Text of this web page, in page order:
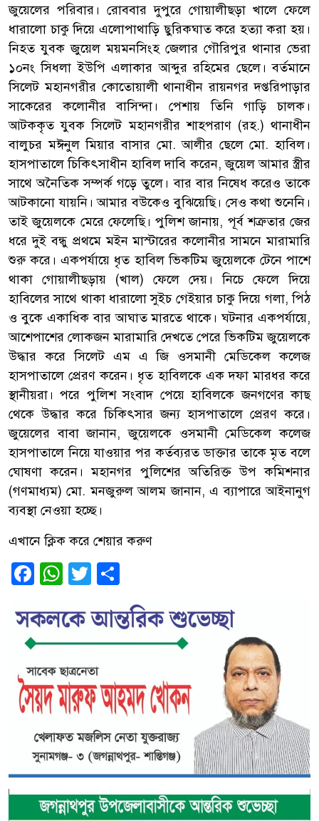
জুয়েলের পরিবার। রোববার দুপুরে গোয়ালীছড়া খালে ফেলে
ধারালো চাকু দিয়ে এলোপাথাড়ি ছুরিকঘাত করে হত্যা করা হয়।
নিহত যুবক জুয়েল ময়মনসিংহ জেলার গৌরিপুর থানার ভেরা
১০নং সিধলা ইউপি এলাকার আব্দুর রহিমের ছেলে। বর্তমানে
সিলেট মহানগরীর কোতোয়ালী থানাধীন রায়নগর দপ্তরিপাড়ার
সাকেরের কলোনীর বাসিন্দা। পেশায় তিনি গাড়ি চালক।
আটককৃত যুবক সিলেট মহানগরীর শাহপরাণ (রহ.) থানাধীন
বালুচর মঈনুল মিয়ার বাসার মো. আলীর ছেলে মো. হাবিল।
হাসপাতালে চিকিৎসাধীন হাবিল দাবি করেন, জুয়েল আমার স্ত্রীর
সাথে অনৈতিক সম্পর্ক গড়ে তুলে। বার বার নিষেধ করেও তাকে
আটকানো যায়নি। আমার বউকেও বুঝিয়েছি। সেও কথা শুনেনি।
তাই জুয়েলকে মেরে ফেলেছি। পুলিশ জানায়, পূর্ব শত্রুতার জের
ধরে দুই বন্ধু প্রথমে মইন মাস্টারের কলোনীর সামনে মারামারি
শুরু করে। একপর্যায়ে ধৃত হাবিল ভিকটিম জুয়েলকে টেনে পাশে
থাকা গোয়ালীছড়ায় (খাল) ফেলে দেয়। নিচে ফেলে দিয়ে
হাবিলের সাথে থাকা ধারালো সুইচ গেইয়ার চাকু দিয়ে গলা, পিঠ
ও বুকে একাধিক বার আঘাত মারতে থাকে। ঘটনার একপর্যায়ে,
আশেপাশের লোকজন মারামারি দেখতে পেরে ভিকটিম জুয়েলকে
উদ্ধার করে সিলেট এম এ জি ওসমানী মেডিকেল কলেজ
হাসপাতালে প্রেরণ করেন। ধৃত হাবিলকে এক দফা মারধর করে
স্থানীয়রা। পরে পুলিশ সংবাদ পেয়ে হাবিলকে জনগণের কাছ
থেকে উদ্ধার করে চিকিৎসার জন্য হাসপাতালে প্রেরণ করে।
জুয়েলের বাবা জানান, জুয়েলকে ওসমানী মেডিকেল কলেজ
হাসপাতালে নিয়ে যাওয়ার পর কর্তব্যরত ডাক্তার তাকে মৃত বলে
ঘোষণা করেন। মহানগর পুলিশের অতিরিক্ত উপ কমিশনার
(গণমাধ্যম) মো. মনজুরুল আলম জানান, এ ব্যাপারে আইনানুগ
ব্যবস্থা নেওয়া হচ্ছে।
এখানে ক্লিক করে শেয়ার করুণ
Facebook
WhatsApp
Twitter